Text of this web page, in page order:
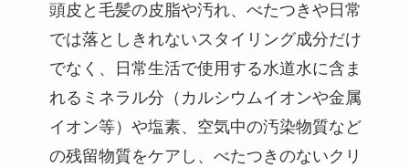
頭皮と毛髪の皮脂や汚れ、べたつきや日常
では落としきれないスタイリング成分だけ
でなく、日常生活で使用する水道水に含ま
れるミネラル分（カルシウムイオンや金属
イオン等）や塩素、空気中の汚染物質など
の残留物質をケアし、べたつきのないクリ